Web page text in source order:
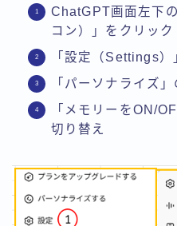
ChatGPT画面左下
コン）」をクリック
「設定（Settings）
「パーソナライズ
「メモリーをON/
切り替え